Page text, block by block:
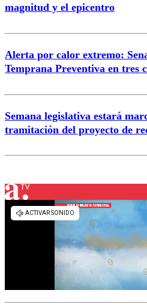
magnitud y el epicentro
Alerta por calor extremo:
Temprana Preventiva en tres
Semana legislativa estará
tramitación del proyecto de